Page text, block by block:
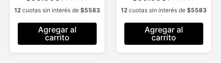
12 cuotas sin interés de $5583
Agregar al
carrito
12 cuotas sin interés de $5583
Agregar al
carrito